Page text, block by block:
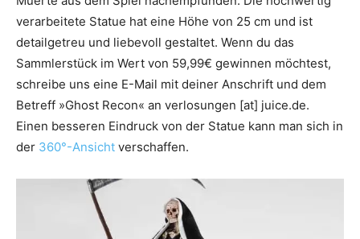
verarbeitete Statue hat eine Höhe von 25 cm und ist
detailgetreu und liebevoll gestaltet. Wenn du das
Sammlerstück im Wert von 59,99€ gewinnen möchtest,
schreibe uns eine E-Mail mit deiner Anschrift und dem
Betreff »Ghost Recon« an verlosungen [at] juice.de.
Einen besseren Eindruck von der Statue kann man sich in
der 360°-Ansicht verschaffen.